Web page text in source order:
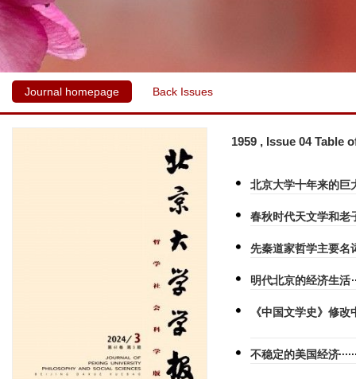
Journal homepage Back Issues
1959 , Issue 04 Table
北京大学十年来的巨
春秋时代天文学和老
先秦道家哲学主要名
明代北京的经济生活
《中国文学史》修
不稳定的美国经济